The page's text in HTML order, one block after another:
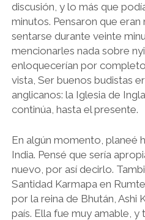
discusión, y lo más que
minutos. Pensaron que
sentarse durante veinte
mencionarles nada sobre
enloquecerían por
vista, Ser buenos budistas
anglicanos: la Iglesia de
continúa, hasta el presente.
En algún momento, planeé
India. Pensé que sería
nuevo, por así decirlo.
Santidad Karmapa en
por la reina de Bhután, Ashi
país. Ella fue muy amable, y